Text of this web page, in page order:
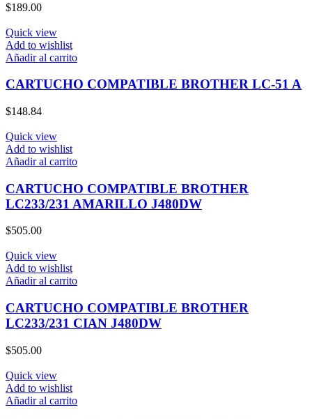
$189.00
Quick view
Add to wishlist
Añadir al carrito
CARTUCHO COMPATIBLE BROTHER LC-51 A
$148.84
Quick view
Add to wishlist
Añadir al carrito
CARTUCHO COMPATIBLE BROTHER
LC233/231 AMARILLO J480DW
$505.00
Quick view
Add to wishlist
Añadir al carrito
CARTUCHO COMPATIBLE BROTHER
LC233/231 CIAN J480DW
$505.00
Quick view
Add to wishlist
Añadir al carrito